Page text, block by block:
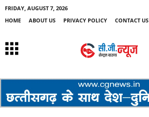
FRIDAY, AUGUST 7, 2026
HOME
ABOUT US PRIVACY POLICY CONTACT US